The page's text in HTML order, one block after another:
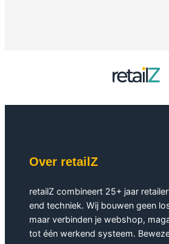
Over retailZ
retailZ combineert 25+ jaar
end techniek. Wij bouwen geen
maar verbinden je webshop,
tot één werkend systeem.